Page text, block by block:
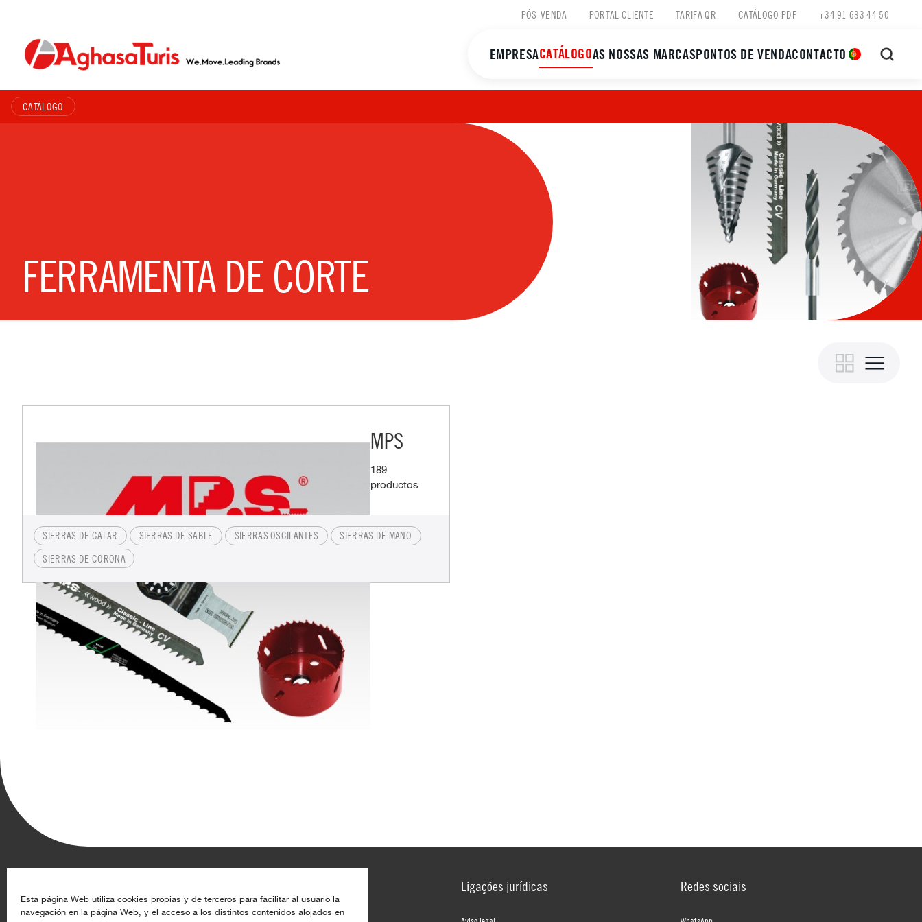
Esta página Web utiliza cookies propias y de terceros para facilitar al usuario la
navegación en la página Web, y el acceso a los distintos contenidos alojados en
content
PÓS-VENDA PORTAL CLIENTE TARIFA QR CATÁLOGO PDF +34 91 633 44 50
EMPRESACATÁLOGOAS NOSSAS MARCASPONTOS DE VENDACONTACTO
CATÁLOGO
FERRAMENTA DE CORTE
MPS
189
productos
SIERRAS DE CALAR SIERRAS DE SABLE SIERRAS OSCILANTES
SIERRAS DE MANO
SIERRAS DE CORONA
Ligações jurídicas Redes sociais